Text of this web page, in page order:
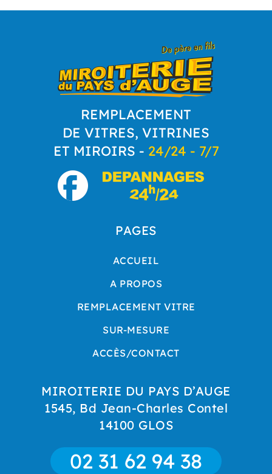
REMPLACEMENT
DE VITRES, VITRINES
ET MIROIRS - 24/24 - 7/7
PAGES
ACCUEIL
A PROPOS
REMPLACEMENT VITRE
SUR-MESURE
ACCÈS/CONTACT
MIROITERIE DU PAYS D’AUGE
1545, Bd Jean-Charles Contel
14100 GLOS
02 31 62 94 38